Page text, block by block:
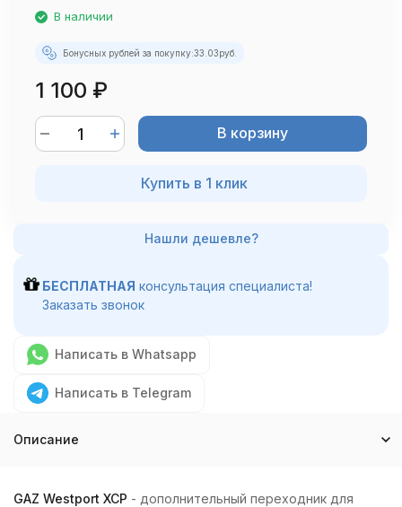
В наличии
Бонусных рублей за покупку:33.03руб.
1 100 ₽
В корзину
Купить в 1 клик
БЕСПЛАТНАЯ консультация специалиста!
Заказать звонок
Написать в Whatsapp
Написать в Telegram
Описание
GAZ Westport XCP - дополнительный переходник для